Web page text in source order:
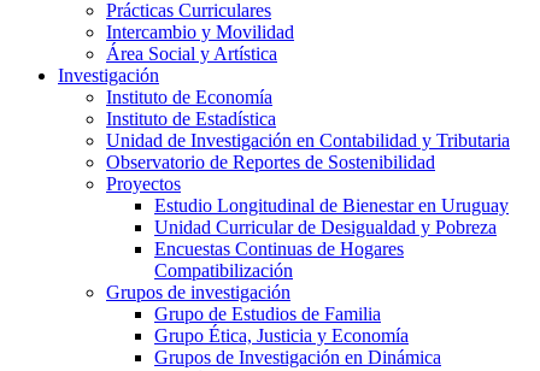
Prácticas Curriculares
Intercambio y Movilidad
Área Social y Artística
Investigación
Instituto de Economía
Instituto de Estadística
Unidad de Investigación en Contabilidad y Tributaria
Observatorio de Reportes de Sostenibilidad
Proyectos
Estudio Longitudinal de Bienestar en Uruguay
Unidad Curricular de Desigualdad y Pobreza
Encuestas Continuas de Hogares
Compatibilización
Grupos de investigación
Grupo de Estudios de Familia
Grupo Ética, Justicia y Economía
Grupos de Investigación en Dinámica